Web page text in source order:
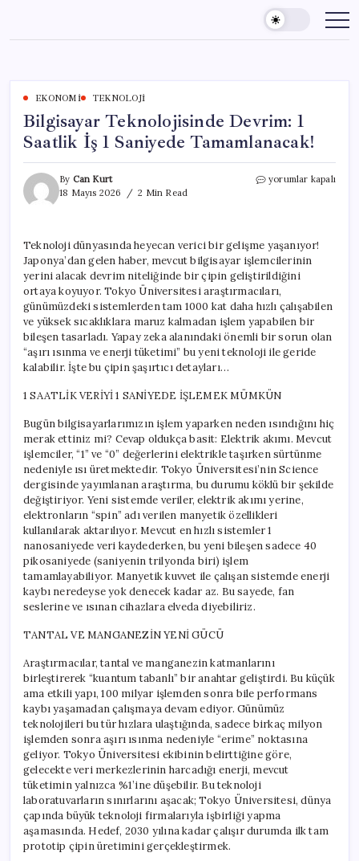
content
EKONOMI TEKNOLOJI
Bilgisayar Teknolojisinde Devrim: 1
Saatlik İş 1 Saniyede Tamamlanacak!
By Can Kurt
18 Mayıs 2026
2 Min Read
Bilgisayar
İş
1
Saniyede
Tamamlanacak!
için
yorumlar kapalı
Teknoloji dünyasında heyecan verici bir gelişme yaşanıyor!
Japonya’dan gelen haber, mevcut bilgisayar işlemcilerinin
yerini alacak devrim niteliğinde bir çipin geliştirildiğini
ortaya koyuyor. Tokyo Üniversitesi araştırmacıları,
günümüzdeki sistemlerden tam 1000 kat daha hızlı çalışabilen
ve yüksek sıcaklıklara maruz kalmadan işlem yapabilen bir
bileşen tasarladı. Yapay zeka alanındaki önemli bir sorun olan
“aşırı ısınma ve enerji tüketimi” bu yeni teknoloji ile geride
kalabilir. İşte bu çipin şaşırtıcı detayları…
1 SAATLİK VERİYİ 1 SANİYEDE İŞLEMEK MÜMKÜN
Bugün bilgisayarlarımızın işlem yaparken neden ısındığını hiç
merak ettiniz mi? Cevap oldukça basit: Elektrik akımı. Mevcut
işlemciler, “1” ve “0” değerlerini elektrikle taşırken sürtünme
nedeniyle ısı üretmektedir. Tokyo Üniversitesi’nin Science
dergisinde yayımlanan araştırma, bu durumu köklü bir şekilde
değiştiriyor. Yeni sistemde veriler, elektrik akımı yerine,
elektronların “spin” adı verilen manyetik özellikleri
kullanılarak aktarılıyor. Mevcut en hızlı sistemler 1
nanosaniyede veri kaydederken, bu yeni bileşen sadece 40
pikosaniyede (saniyenin trilyonda biri) işlem
tamamlayabiliyor. Manyetik kuvvet ile çalışan sistemde enerji
kaybı neredeyse yok denecek kadar az. Bu sayede, fan
seslerine ve ısınan cihazlara elveda diyebiliriz.
TANTAL VE MANGANEZİN YENİ GÜCÜ
Araştırmacılar, tantal ve manganezin katmanlarını
birleştirerek “kuantum tabanlı” bir anahtar geliştirdi. Bu küçük
ama etkili yapı, 100 milyar işlemden sonra bile performans
kaybı yaşamadan çalışmaya devam ediyor. Günümüz
teknolojileri bu tür hızlara ulaştığında, sadece birkaç milyon
işlemden sonra aşırı ısınma nedeniyle “erime” noktasına
geliyor. Tokyo Üniversitesi ekibinin belirttiğine göre,
gelecekte veri merkezlerinin harcadığı enerji, mevcut
tüketimin yalnızca %1’ine düşebilir. Bu teknoloji
laboratuvarların sınırlarını aşacak; Tokyo Üniversitesi, dünya
çapında büyük teknoloji firmalarıyla işbirliği yapma
aşamasında. Hedef, 2030 yılına kadar çalışır durumda ilk tam
prototip çipin üretimini gerçekleştirmek.